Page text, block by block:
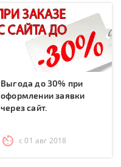
Выгода до 30% при
оформлении заявки
через сайт.
с 01 авг 2018